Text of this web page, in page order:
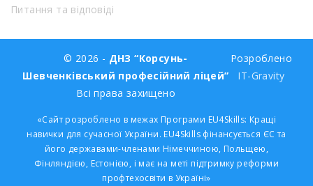
Питання та відповіді
© 2026 - ДНЗ “Корсунь-
Шевченківський професійний ліцей”
Всі права захищено
Розроблено
IT-Gravity
«Сайт розроблено в межах Програми EU4Skills: Кращі
навички для сучасної України. EU4Skills фінансується ЄС та
його державами-членами Німеччиною, Польщею,
Фінляндією, Естонією, і має на меті підтримку реформи
профтехосвіти в Україні»